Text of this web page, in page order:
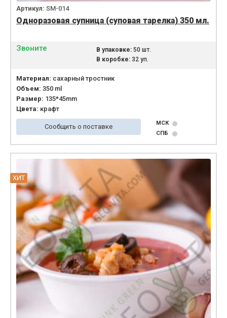
Артикул: SM-014
Одноразовая супница (суповая тарелка) 350 мл.
Звоните В упаковке:50 шт.
В коробке:32 уп.
Материал: сахарный тростник
Объем: 350 ml
Размер: 135*45mm
Цвета: крафт
Сообщить о поставке
МСК
СПБ
ХИТ